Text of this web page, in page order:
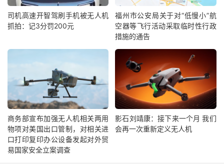
司机高速开智驾刷手机被无人机
抓拍：记3分罚200元
福州市公安局关于对“低慢小”航
空器等飞行活动采取临时性行政
措施的通告
商务部宣布加强无人机相关两用
物项对美国出口管制，对相关进
口打印复印办公设备发起对外贸
易国家安全立案调查
影石刘靖康：接下来一个月 我们
会再一次重新定义无人机